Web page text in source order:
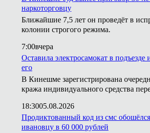
наркоторговцу
Ближайшие 7,5 лет он проведёт в
колонии строгого режима.
7:00вчера
Оставила электросамокат в подъезде
его
В Кинешме зарегистрирована
кража индивидуального средства
18:3005.08.2026
Продиктованный код из смс
ивановцу в 60 000 рублей